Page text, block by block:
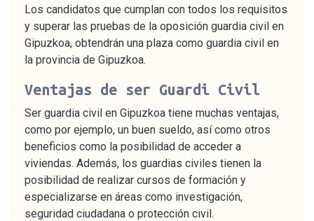
Los candidatos que cumplan con todos los requisitos
y superar las pruebas de la oposición guardia civil en
Gipuzkoa, obtendrán una plaza como guardia civil en
la provincia de Gipuzkoa.
Ventajas de ser Guardi Civil
Ser guardia civil en Gipuzkoa tiene muchas ventajas,
como por ejemplo, un buen sueldo, así como otros
beneficios como la posibilidad de acceder a
viviendas. Además, los guardias civiles tienen la
posibilidad de realizar cursos de formación y
especializarse en áreas como investigación,
seguridad ciudadana o protección civil.